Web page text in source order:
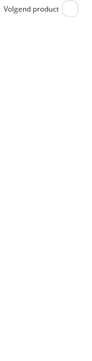
Volgend product